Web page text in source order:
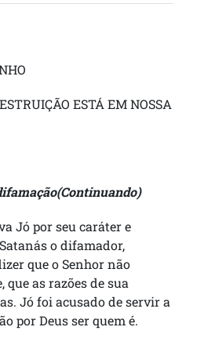
ESTÁ EM NOSSA
Jó por seu caráter e
o difamador,
que o Senhor não
que as razões de sua
Jó foi acusado de servir a
por Deus ser quem é.